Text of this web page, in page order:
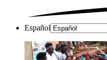
Español